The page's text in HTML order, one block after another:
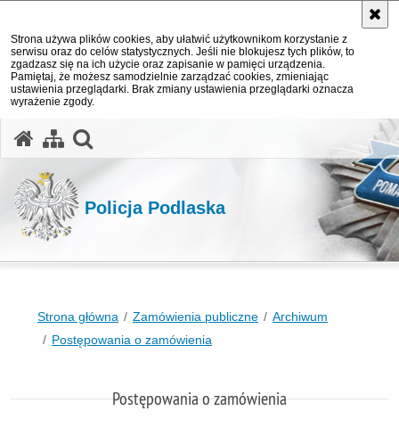
Strona używa plików cookies, aby ułatwić użytkownikom korzystanie z
serwisu oraz do celów statystycznych. Jeśli nie blokujesz tych plików, to
zgadzasz się na ich użycie oraz zapisanie w pamięci urządzenia.
Pamiętaj, że możesz samodzielnie zarządzać cookies, zmieniając
ustawienia przeglądarki. Brak zmiany ustawienia przeglądarki oznacza
wyrażenie zgody.
Policja Podlaska
Strona główna Zamówienia publiczne
Archiwum
Postępowania o zamówienia
Postępowania o zamówienia